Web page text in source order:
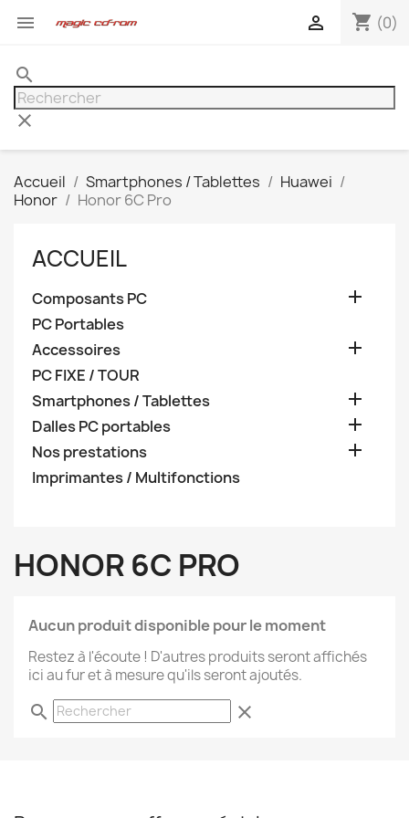
 shopping_cart (0)

search
clear
Accueil Smartphones / Tablettes
Huawei
Honor
Honor 6C Pro
ACCUEIL
Composants PC 
PC Portables
Accessoires

PC FIXE / TOUR
Smartphones / Tablettes

Dalles PC portables 
Nos prestations 
Imprimantes / Multifonctions
HONOR 6C PRO
Aucun produit disponible pour le moment
Restez à l'écoute ! D'autres produits seront affichés
ici au fur et à mesure qu'ils seront ajoutés.
search clear